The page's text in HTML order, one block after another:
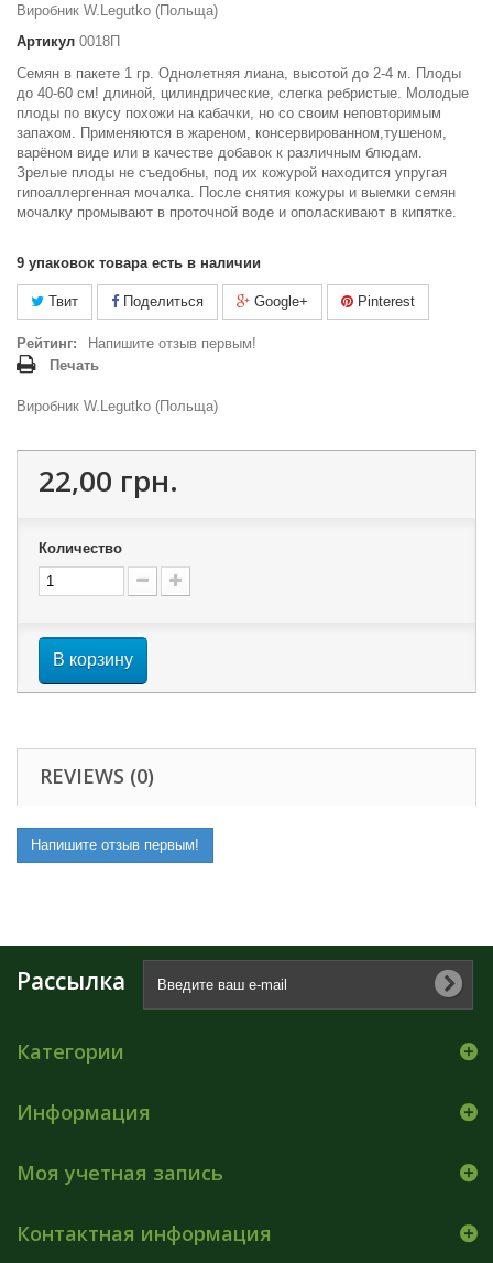
Виробник W.Legutko (Польща)
Артикул 0018П
Семян в пакете 1 гр. Однолетняя лиана, высотой до 2-4 м. Плоды
до 40-60 см! длиной, цилиндрические, слегка ребристые. Молодые
плоды по вкусу похожи на кабачки, но со своим неповторимым
запахом. Применяются в жареном, консервированном,тушеном,
варёном виде или в качестве добавок к различным блюдам.
Зрелые плоды не съедобны, под их кожурой находится упругая
гипоаллергенная мочалка. После снятия кожуры и выемки семян
мочалку промывают в проточной воде и ополаскивают в кипятке.
9 упаковок товара есть в наличии
Твит Поделиться Google+ Pinterest
Рейтинг:
Напишите отзыв первым!
Печать
Виробник W.Legutko (Польща)
22,00 грн.
Количество
В корзину
REVIEWS (0)
Напишите отзыв первым!
Рассылка
Категории
Информация
Моя учетная запись
Контактная информация